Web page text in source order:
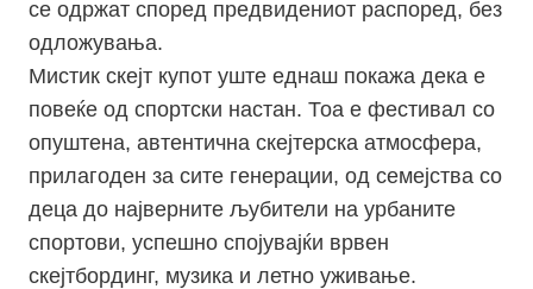
се одржат според предвидениот распоред, без
одложувања.
Мистик скејт купот уште еднаш покажа дека е
повеќе од спортски настан. Тоа е фестивал со
опуштена, автентична скејтерска атмосфера,
прилагоден за сите генерации, од семејства со
деца до најверните љубители на урбаните
спортови, успешно спојувајќи врвен
скејтбординг, музика и летно уживање.